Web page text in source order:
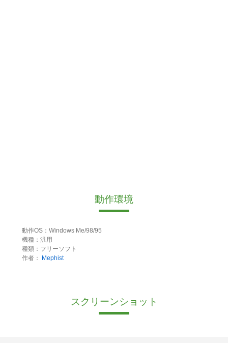
動作環境
動作OS：Windows Me/98/95
機種：汎用
種類：フリーソフト
作者：
Mephist
スクリーンショット